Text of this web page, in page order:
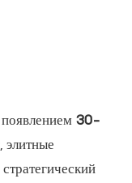
30-
элитные